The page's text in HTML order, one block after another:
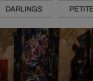
DARLINGS